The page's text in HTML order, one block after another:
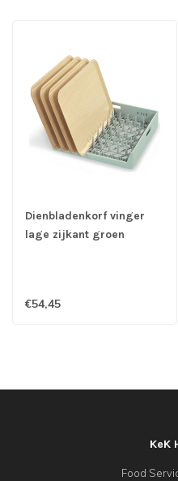
Dienbladenkorf vinger
lage zijkant groen
€54,45
KeK
Food